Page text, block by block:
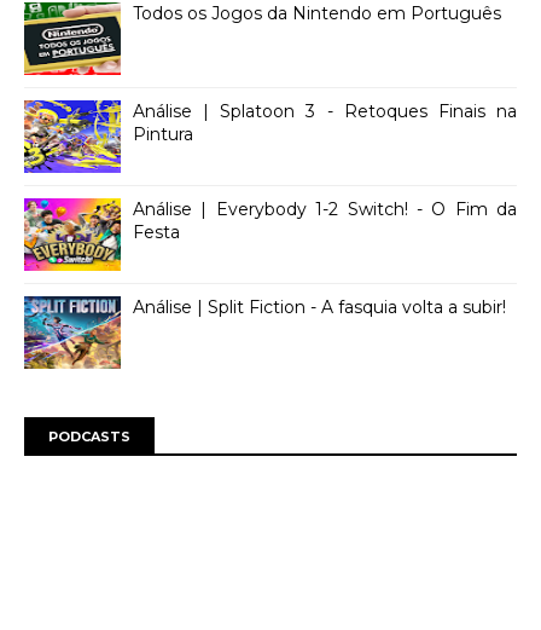
Todos os Jogos da Nintendo em Português
Análise | Splatoon 3 - Retoques Finais na
Pintura
Análise | Everybody 1-2 Switch! - O Fim da
Festa
Análise | Split Fiction - A fasquia volta a subir!
PODCASTS